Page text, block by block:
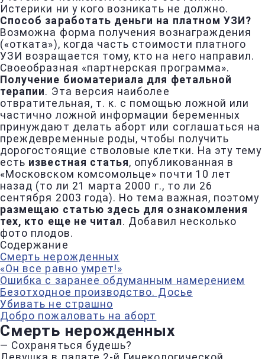
Истерики ни у кого возникать не должно.
Способ заработать деньги на платном УЗИ?
Возможна форма получения вознаграждения
(«отката»), когда часть стоимости платного
УЗИ возращается тому, кто на него направил.
Своеобразная «партнерская программа».
Получение биоматериала для фетальной
терапии. Эта версия наиболее
отвратительная, т. к. с помощью ложной или
частично ложной информации беременных
принуждают делать аборт или соглашаться на
преждевременные роды, чтобы получить
дорогостоящие стволовые клетки. На эту тему
есть известная статья, опубликованная в
«Московском комсомольце» почти 10 лет
назад (то ли 21 марта 2000 г., то ли 26
сентября 2003 года). Но тема важная, поэтому
размещаю статью здесь для ознакомления
тех, кто еще не читал. Добавил несколько
фото плодов.
Содержание
Смерть нерожденных
«Он все равно умрет!»
Ошибка с заранее обдуманным намерением
Безотходное производство. Досье
Убивать не страшно
Добро пожаловать на аборт
Смерть нерожденных
— Сохраняться будешь?